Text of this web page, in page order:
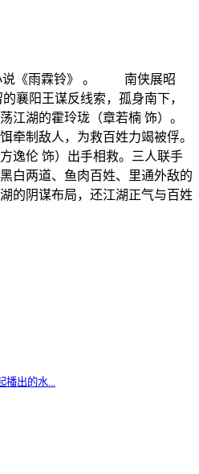
说《雨霖铃》 。 南侠展昭
襄阳王谋反线索，孤身南下，
江湖的霍玲珑（章若楠 饰）。
牵制敌人，为救百姓力竭被俘。
逸伦 饰）出手相救。三人联手
白两道、鱼肉百姓、里通外敌的
的阴谋布局，还江湖正气与百姓
播出的水...